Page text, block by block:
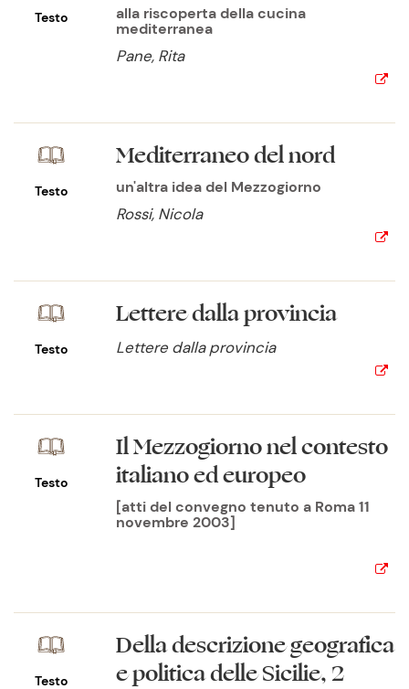
Testo
alla riscoperta della cucina
mediterranea
Pane, Rita
Testo
Mediterraneo del nord
un'altra idea del Mezzogiorno
Rossi, Nicola
Testo
Lettere dalla provincia
Lettere dalla provincia
Testo
Il Mezzogiorno nel contesto
italiano ed europeo
[atti del convegno tenuto a Roma 11
novembre 2003]
Testo
Della descrizione geografica
e politica delle Sicilie, 2